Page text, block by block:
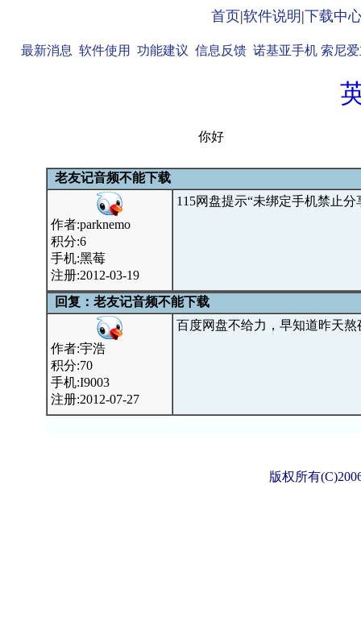
首页|软件说明 |下载中
最新消息 软件使用 功能建议 信息反馈 诺基亚手机 索尼
你好
老友记音频不能下载
作者:parknemo
积分:6
手机:黑莓
注册:2012-03-19
115网盘提示“未绑定手机禁止
回复：老友记音频不能下载
作者:宇浩
积分:70
手机:I9003
注册:2012-07-27
百度网盘不给力，早知道昨天熬
版权所有